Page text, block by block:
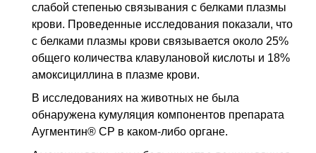
слабой степенью связывания с белками плазмы
крови. Проведенные исследования показали, что
с белками плазмы крови связывается около 25%
общего количества клавулановой кислоты и 18%
амоксициллина в плазме крови.
В исследованиях на животных не была
обнаружена кумуляция компонентов препарата
Аугментин® СР в каком-либо органе.